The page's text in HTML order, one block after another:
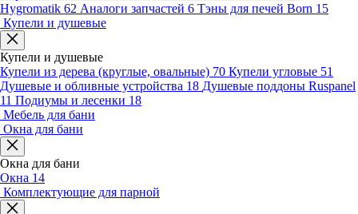
Hygromatik 62 Аналоги запчастей 6 Тэны для печей Born 15
Купели и душевые
Купели и душевые
Купели из дерева (круглые, овальные) 70 Купели угловые 51
Душевые и обливные устройства 18 Душевые поддоны Ruspanel
11 Подиумы и лесенки 18
Мебель для бани
Окна для бани
Окна для бани
Окна 14
Комплектующие для парной